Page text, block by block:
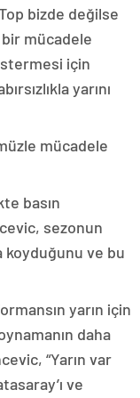
bizde değilse
mücadele
için
yarını
mücadele
basın
sezonun
koyduğunu ve bu
yarın için
daha
“Yarın var
ve